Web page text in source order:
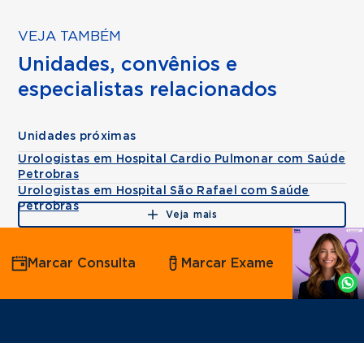
VEJA TAMBÉM
Unidades, convênios e
especialistas relacionados
Unidades próximas
Urologistas em Hospital Cardio Pulmonar com Saúde
Petrobras
Urologistas em Hospital São Rafael com Saúde
Petrobras
Veja mais
Agende
por
Whatsapp
Marcar Consulta Marcar Exame